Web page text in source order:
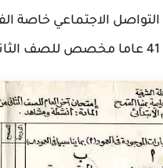
الاجتماعي خاصة